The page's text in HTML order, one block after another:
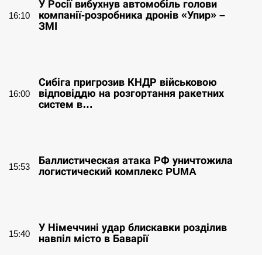
16:10
У Росії вибухнув автомобіль голови
компанії-розробника дронів «Упир» –
ЗМІ
16:00
Сибіга пригрозив КНДР військовою
відповіддю на розгортання ракетних
систем в…
15:53
Баллистическая атака РФ уничтожила
логистический комплекс PUMA
15:40
У Німеччині удар блискавки розділив
навпіл місто в Баварії